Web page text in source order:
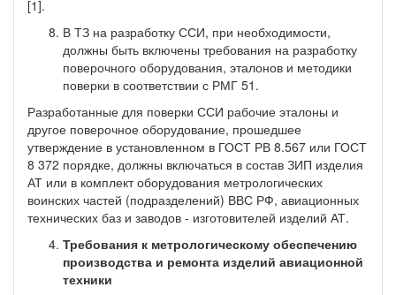
[1].
В ТЗ на разработку ССИ, при необходимости,
должны быть включены требования на разработку
поверочного оборудования, эталонов и методики
поверки в соответствии с РМГ 51.
Разработанные для поверки ССИ рабочие эталоны и
другое поверочное оборудование, прошедшее
утверждение в установленном в ГОСТ РВ 8.567 или ГОСТ
8 372 порядке, должны включаться в состав ЗИП изделия
АТ или в комплект оборудования метрологических
воинских частей (подразделений) ВВС РФ, авиационных
технических баз и заводов - изготовителей изделий АТ.
Требования к метрологическому обеспечению
производства и ремонта изделий авиационной
техники